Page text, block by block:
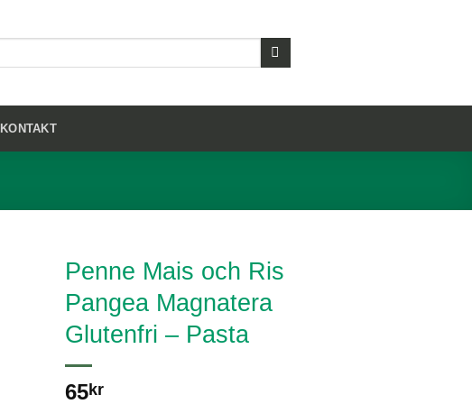
KONTAKT
Penne Mais och Ris
Pangea Magnatera
Glutenfri – Pasta
65kr